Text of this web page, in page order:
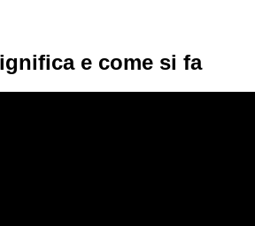
e come si fa